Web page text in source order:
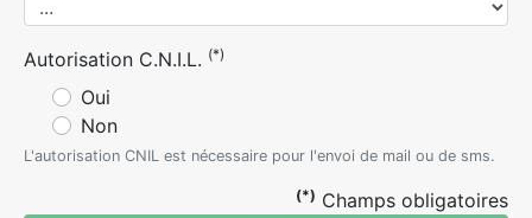
Autorisation C.N.I.L. (*)
Oui
Non
L'autorisation CNIL est nécessaire pour l'envoi de mail ou de sms.
(*) Champs obligatoires